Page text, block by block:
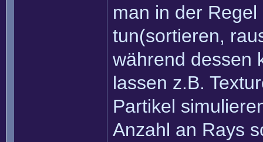
man in der
tun(sortieren,
während dessen
lassen z.B.
Partikel
Anzahl an Rays